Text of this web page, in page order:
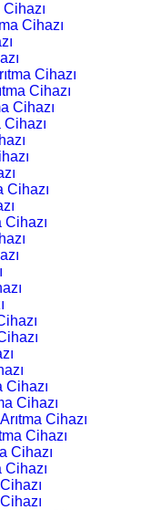
Cihazı
Cihazı
Cihazı
Cihazı
Cihazı
Cihazı
Cihazı
Cihazı
Cihazı
Cihazı
Cihazı
Cihazı